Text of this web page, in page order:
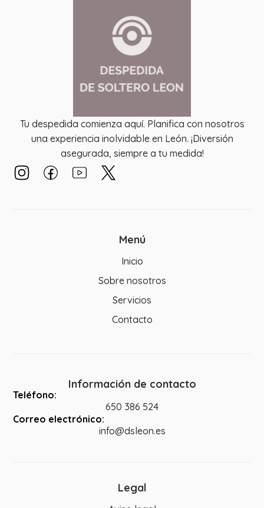
Tu despedida comienza aquí. Planifica con nosotros
una experiencia inolvidable en León. ¡Diversión
asegurada, siempre a tu medida!
Menú
Inicio
Sobre nosotros
Servicios
Contacto
Información de contacto
Teléfono:
650 386 524
Correo electrónico:
info@dsleon.es
Legal